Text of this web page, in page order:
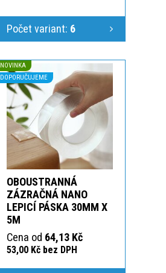
Počet variant: 6
NOVINKA
DOPORUČUJEME
OBOUSTRANNÁ
ZÁZRAČNÁ NANO
LEPICÍ PÁSKA 30MM X
5M
Cena od 64,13 Kč
53,00 Kč bez DPH